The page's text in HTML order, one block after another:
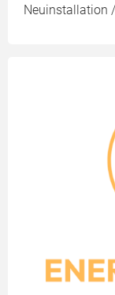
Neuinstallation